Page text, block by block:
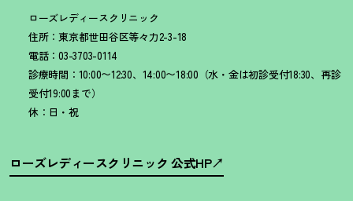
ローズレディースクリニック
住所：東京都世田谷区等々力2-3-18
電話：03-3703-0114
診療時間：10:00〜12:30、14:00〜18:00（水・金は初診受付18:30、再診
受付19:00まで）
休：日・祝
ローズレディースクリニック 公式HP